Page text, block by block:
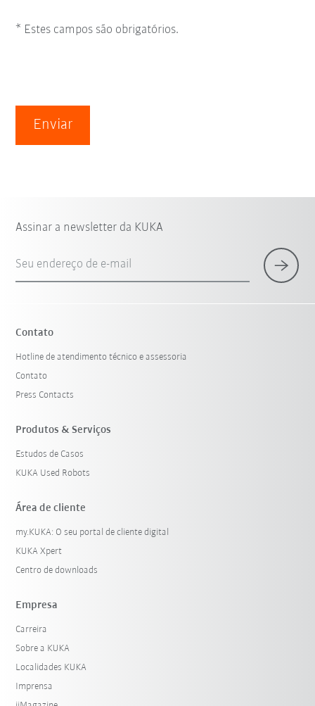
* Estes campos são obrigatórios.
Enviar
Assinar a newsletter da KUKA
Seu endereço de e-mail
Contato
Hotline de atendimento técnico e assessoria
Contato
Press Contacts
Produtos & Serviços
Estudos de Casos
KUKA Used Robots
Área de cliente
my.KUKA: O seu portal de cliente digital
KUKA Xpert
Centro de downloads
Empresa
Carreira
Sobre a KUKA
Localidades KUKA
Imprensa